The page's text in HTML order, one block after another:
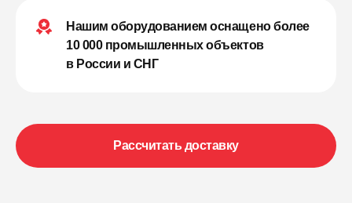
Нашим оборудованием оснащено более
10 000 промышленных объектов
в России и СНГ
Рассчитать доставку